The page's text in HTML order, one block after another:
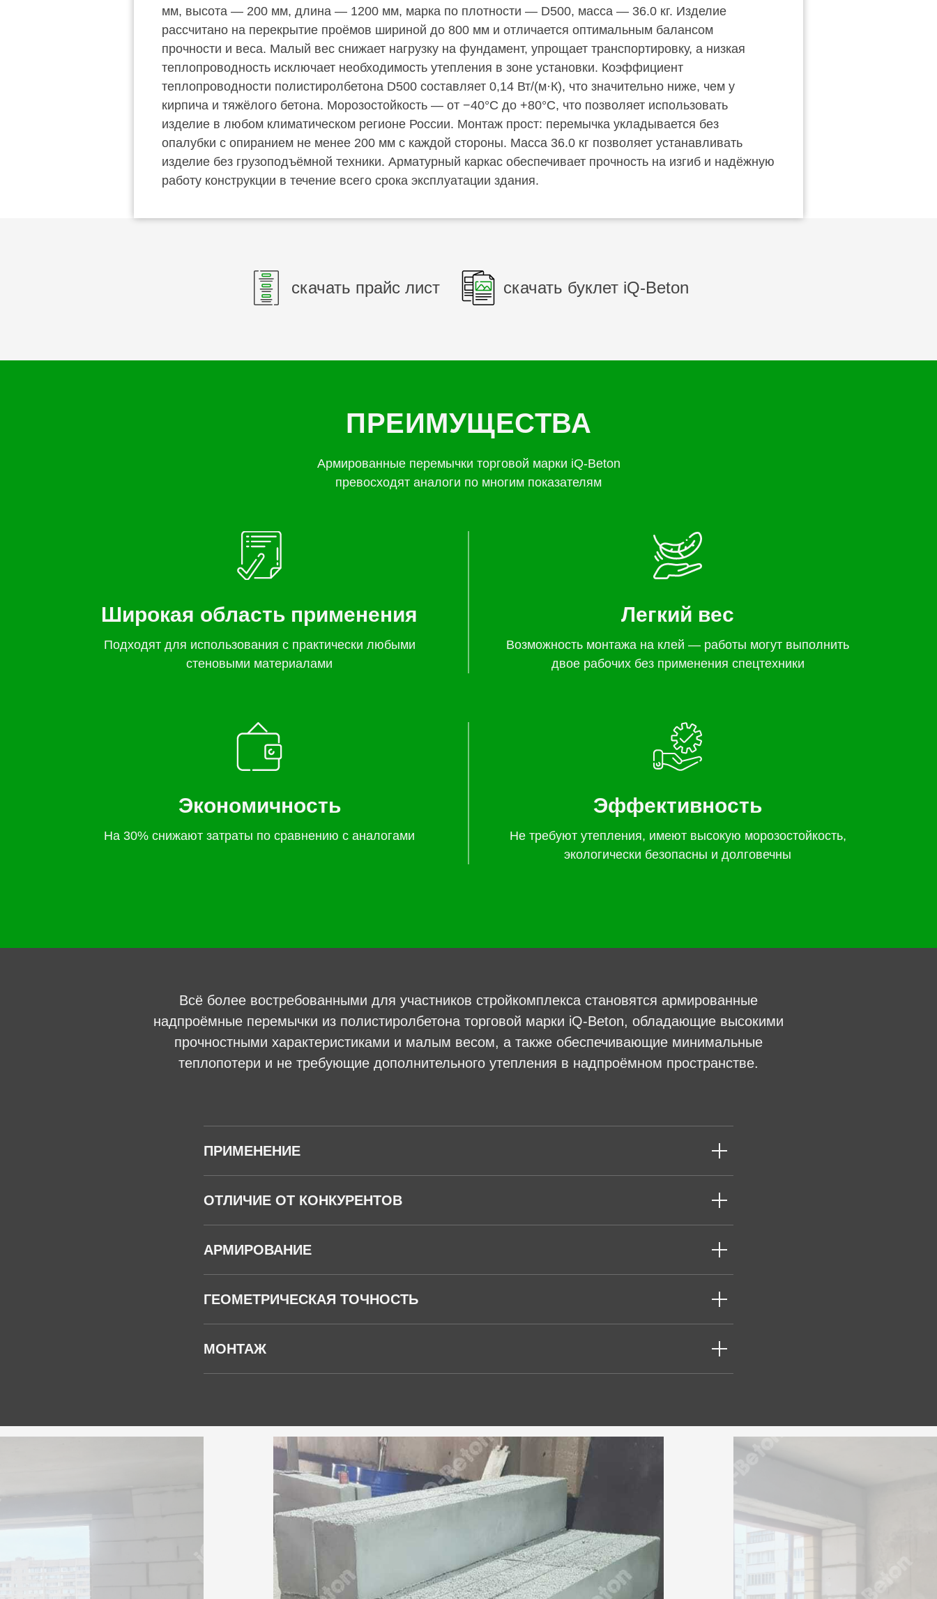
мм, высота — 200 мм, длина — 1200 мм, марка по плотности — D500, масса — 36.0 кг. Изделие
рассчитано на перекрытие проёмов шириной до 800 мм и отличается оптимальным балансом
прочности и веса. Малый вес снижает нагрузку на фундамент, упрощает транспортировку, а низкая
теплопроводность исключает необходимость утепления в зоне установки. Коэффициент
теплопроводности полистиролбетона D500 составляет 0,14 Вт/(м·К), что значительно ниже, чем у
кирпича и тяжёлого бетона. Морозостойкость — от −40°C до +80°C, что позволяет использовать
изделие в любом климатическом регионе России. Монтаж прост: перемычка укладывается без
опалубки с опиранием не менее 200 мм с каждой стороны. Масса 36.0 кг позволяет устанавливать
изделие без грузоподъёмной техники. Арматурный каркас обеспечивает прочность на изгиб и надёжную
работу конструкции в течение всего срока эксплуатации здания.
скачать прайс лист скачать буклет iQ-Beton
ПРЕИМУЩЕСТВА
Армированные перемычки торговой марки iQ-Beton
превосходят аналоги по многим показателям
Широкая область применения
Подходят для использования с практически любыми
стеновыми материалами
Легкий вес
Возможность монтажа на клей — работы могут выполнить
двое рабочих без применения спецтехники
Экономичность
На 30% снижают затраты по сравнению с аналогами
Эффективность
Не требуют утепления, имеют высокую морозостойкость,
экологически безопасны и долговечны
Всё более востребованными для участников стройкомплекса становятся армированные
надпроёмные перемычки из полистиролбетона торговой марки iQ-Beton, обладающие высокими
прочностными характеристиками и малым весом, а также обеспечивающие минимальные
теплопотери и не требующие дополнительного утепления в надпроёмном пространстве.
ПРИМЕНЕНИЕ
ОТЛИЧИЕ ОТ КОНКУРЕНТОВ
АРМИРОВАНИЕ
ГЕОМЕТРИЧЕСКАЯ ТОЧНОСТЬ
МОНТАЖ